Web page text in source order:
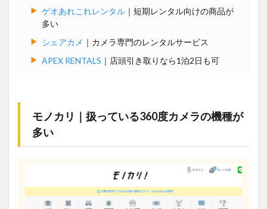
ゲオあれこれレンタル ｜短期レンタル向けの商品が
多い
シェアカメ ｜カメラ専門のレンタルサービス
APEX RENTALS ｜店頭引き取りなら1泊2日も可
モノカリ｜扱っている360度カメラの機種が
多い